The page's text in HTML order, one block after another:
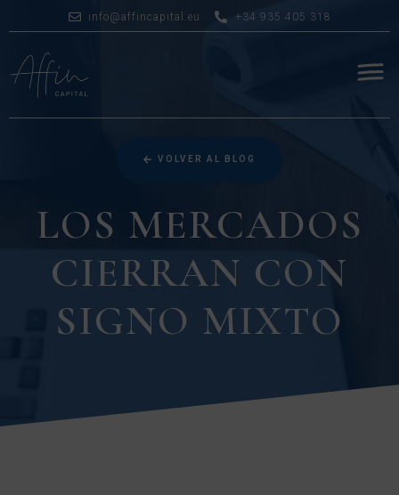
info@affincapital.eu +34 935 405 318
VOLVER AL BLOG
LOS MERCADOS
CIERRAN CON
SIGNO MIXTO